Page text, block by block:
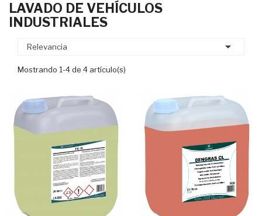
LAVADO DE VEHÍCULOS
INDUSTRIALES
Relevancia 
Mostrando 1-4 de 4 artículo(s)